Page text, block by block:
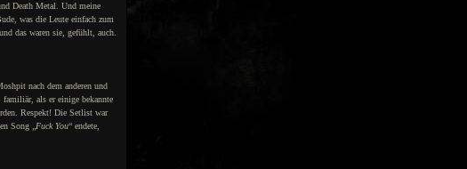
Death Metal. Und meine
was die Leute einfach zum
das waren sie, gefühlt, auch.
nach dem anderen und
als er einige bekannte
Respekt! Die Setlist war
Song „ Fuck You“ endete,